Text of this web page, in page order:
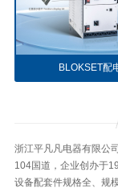
BLOKSET配
浙江平凡凡电器有限公
104国道，企业创办于
设备配套件规格全、规